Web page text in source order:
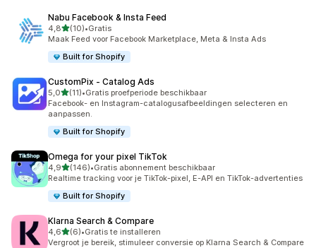
Nabu Facebook & Insta Feed
4,8van 5 sterren
(10)
10 recensies in totaal
•Gratis
Maak Feed voor Facebook Marketplace, Meta & Insta Ads
Built for Shopify
CustomPix ‑ Catalog Ads
5,0van 5 sterren
(11)
11 recensies in totaal
•Gratis proefperiode beschikbaar
Facebook- en Instagram-catalogusafbeeldingen selecteren en
aanpassen.
Built for Shopify
Omega for your pixel TikTok
4,9van 5 sterren
(146)
146 recensies in totaal
•Gratis abonnement beschikbaar
Realtime tracking voor je TikTok-pixel, E-API en TikTok-advertenties
Built for Shopify
Klarna Search & Compare
4,6van 5 sterren
(6)
6 recensies in totaal
•Gratis te installeren
Vergroot je bereik, stimuleer conversie op Klarna Search & Compare